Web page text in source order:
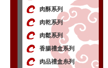
肉酥系列
肉乾系列
肉鬆系列
香腸禮盒系列
肉品禮盒糸列